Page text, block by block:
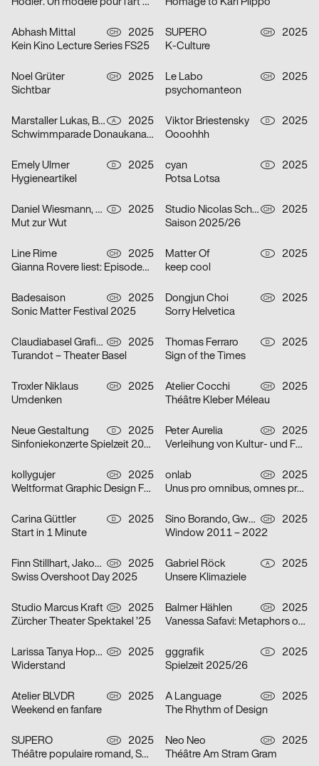
Hodler. Un modèle pour l’art suisse
Homage to Kari Piippo
Abhash Mittal CH
2025
Kein Kino Lecture Series FS25
SUPERO CH
2025
K-Culture
Noel Grüter CH
2025
Sichtbar
Le Labo CH
2025
psychomanteon
Marstaller Lukas, Béla Meiers A
2025
Schwimmparade Donaukanal 2025
Viktor Briestensky D
2025
Oooohhh
Emely Ulmer D
2025
Hygieneartikel
cyan D
2025
Potsa Lotsa
Daniel Wiesmann, Radziejewski Robert D
2025
Mut zur Wut
Studio Nicolas Schaltegger/DNA.work CH
2025
Saison 2025/26
Line Rime CH
2025
Gianna Rovere liest: Episoden von Alltagselefanten
Matter Of D
2025
keep cool
Badesaison CH
2025
Sonic Matter Festival 2025
Dongjun Choi CH
2025
Sorry Helvetica
Claudiabasel Grafik + Interaktion CH
2025
Turandot – Theater Basel
Thomas Ferraro D
2025
Sign of the Times
Troxler Niklaus CH
2025
Umdenken
Atelier Cocchi CH
2025
Théâtre Kleber Méleau
Neue Gestaltung D
2025
Sinfoniekonzerte Spielzeit 2025/26
Peter Aurelia CH
2025
Verleihung von Kultur- und Förderpreis und Goldener Ehrenmedaille 2025 des Kantons Zürich
kollygujer CH
2025
Weltformat Graphic Design Festival 2025
onlab CH
2025
Unus pro omnibus, omnes pro uno
Carina Güttler D
2025
Start in 1 Minute
Sino Borando, Gwendoline Niederer, Serafina Räber CH
2025
Window 2011 – 2022
Finn Stillhart, Jakob Galler, Lorena Gamper CH
2025
Swiss Overshoot Day 2025
Gabriel Röck A
2025
Unsere Klimaziele
Studio Marcus Kraft CH
2025
Zürcher Theater Spektakel ’25
Balmer Hählen CH
2025
Vanessa Safavi: Metaphors of Gravity
Larissa Tanya Hoppeler CH
2025
Widerstand
gggrafik D
2025
Spielzeit 2025/26
Atelier BLVDR CH
2025
Weekend en fanfare
A Language CH
2025
The Rhythm of Design
SUPERO CH
2025
Théâtre populaire romand, Saison 2025/26
Neo Neo CH
2025
Théâtre Am Stram Gram